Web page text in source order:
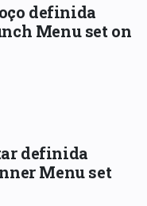
definida
Menu set on
definida
Menu set